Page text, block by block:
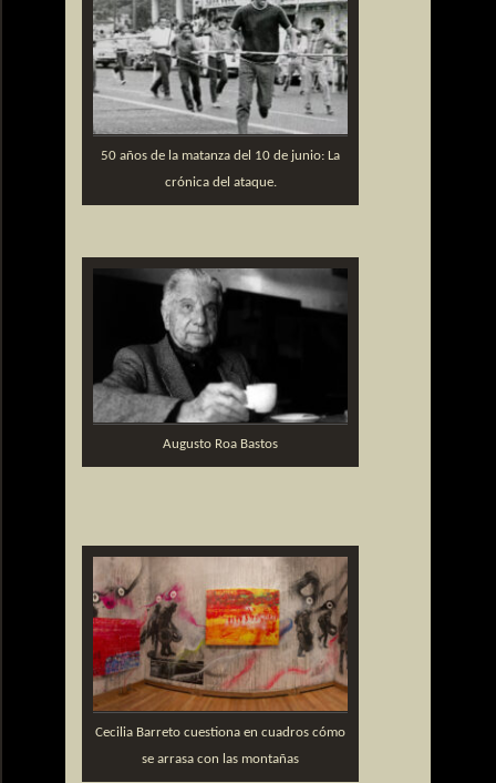
50 años de la matanza del 10 de junio: La
crónica del ataque.
Augusto Roa Bastos
Cecilia Barreto cuestiona en cuadros cómo
se arrasa con las montañas